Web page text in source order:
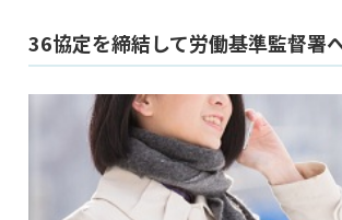
36協定を締結して労働基準監督署